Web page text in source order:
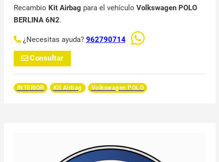
Recambio Kit Airbag para el vehículo Volkswagen POLO
BERLINA 6N2.
¿Necesitas ayuda? 962790714
Consultar
INTERIOR Kit Airbag Volkswagen POLO